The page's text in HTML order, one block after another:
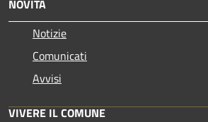
NOVITÀ
Notizie
Comunicati
Avvisi
VIVERE IL COMUNE